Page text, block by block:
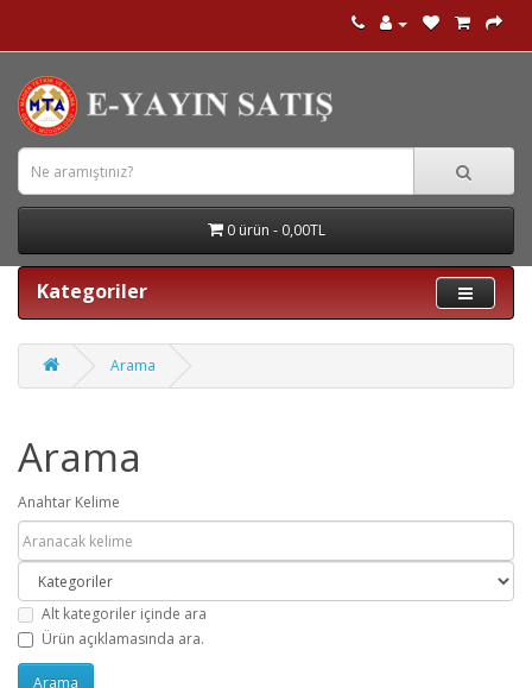
0 ürün - 0,00TL
Kategoriler
Arama
Arama
Anahtar Kelime
Alt kategoriler içinde ara
Ürün açıklamasında ara.